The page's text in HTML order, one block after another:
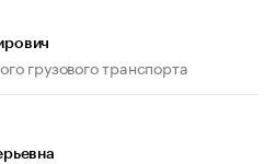
грузового транспорта